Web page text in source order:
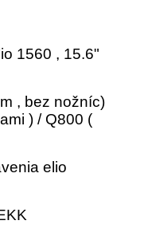
1560 , 15.6"
, bez nožníc)
) / Q800 (
elio